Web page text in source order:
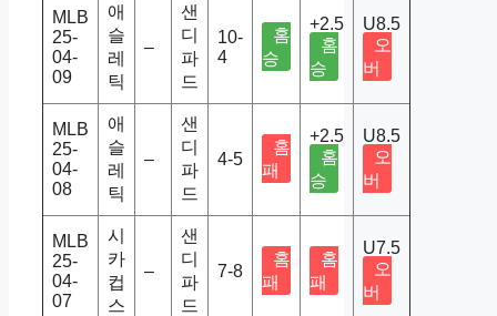
MLB
25-
04-
09
애
슬
레
틱
–
샌
디
파
드
10-
4
홈
승
+2.5
홈
승
U8.5
오
버
MLB
25-
04-
08
애
슬
레
틱
–
샌
디
파
드
4-5
홈
패
+2.5
홈
승
U8.5
오
버
MLB
25-
04-
07
시
카
컵
스
–
샌
디
파
드
7-8
홈
패
홈
패
U7.5
오
버